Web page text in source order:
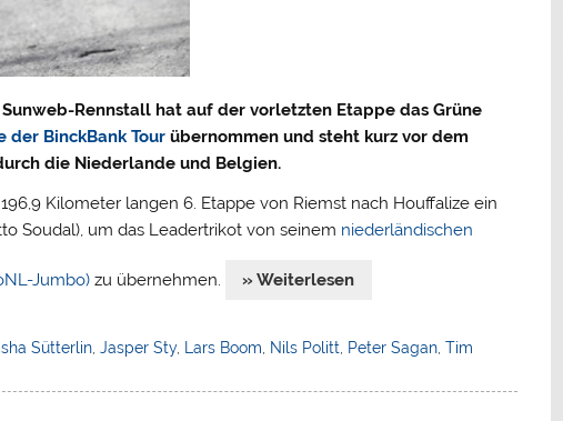
Rennstall hat auf der vorletzten Etappe das Grüne
der BinckBank Tour übernommen und steht kurz vor dem
die Niederlande und Belgien.
Kilometer langen 6. Etappe von Riemst nach Houffalize ein
Soudal), um das Leadertrikot von seinem niederländischen
Jumbo) zu übernehmen. » Weiterlesen
Sütterlin, Jasper Sty, Lars Boom Nils Politt Peter Sagan, Tim